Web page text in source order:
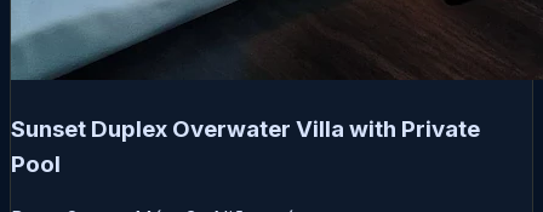
Sunset Duplex Overwater Villa with Private
Pool